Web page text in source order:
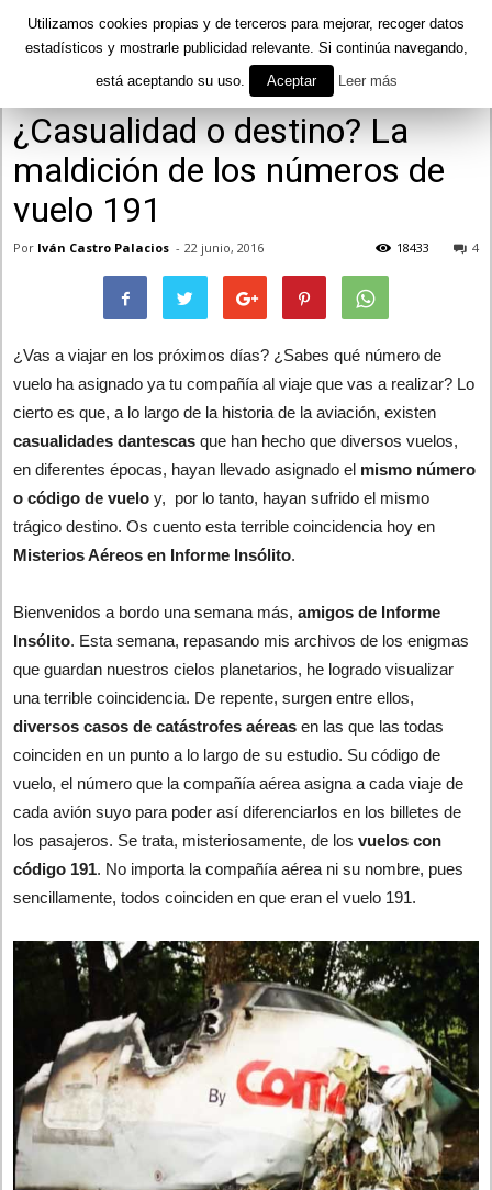
Curiosidades
¿Casualidad o destino? La
maldición de los números de
vuelo 191
Por Iván Castro Palacios - 22 junio, 2016 4
18433
¿Vas a viajar en los próximos días? ¿Sabes qué número de
vuelo ha asignado ya tu compañía al viaje que vas a realizar? Lo
cierto es que, a lo largo de la historia de la aviación, existen
casualidades dantescas que han hecho que diversos vuelos,
en diferentes épocas, hayan llevado asignado el mismo número
o código de vuelo y, por lo tanto, hayan sufrido el mismo
trágico destino. Os cuento esta terrible coincidencia hoy en
Misterios Aéreos en Informe Insólito.
Bienvenidos a bordo una semana más, amigos de Informe
Insólito. Esta semana, repasando mis archivos de los enigmas
que guardan nuestros cielos planetarios, he logrado visualizar
una terrible coincidencia. De repente, surgen entre ellos,
diversos casos de catástrofes aéreas en las que las todas
coinciden en un punto a lo largo de su estudio. Su código de
vuelo, el número que la compañía aérea asigna a cada viaje de
cada avión suyo para poder así diferenciarlos en los billetes de
los pasajeros. Se trata, misteriosamente, de los vuelos con
código 191. No importa la compañía aérea ni su nombre, pues
sencillamente, todos coinciden en que eran el vuelo 191.
Utilizamos cookies propias y de terceros para mejorar, recoger datos
estadísticos y mostrarle publicidad relevante. Si continúa navegando,
está aceptando su uso.
Aceptar Leer más